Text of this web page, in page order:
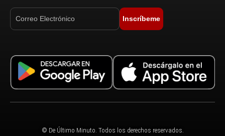
Inscríbeme
© De Último Minuto. Todos los derechos reservados.